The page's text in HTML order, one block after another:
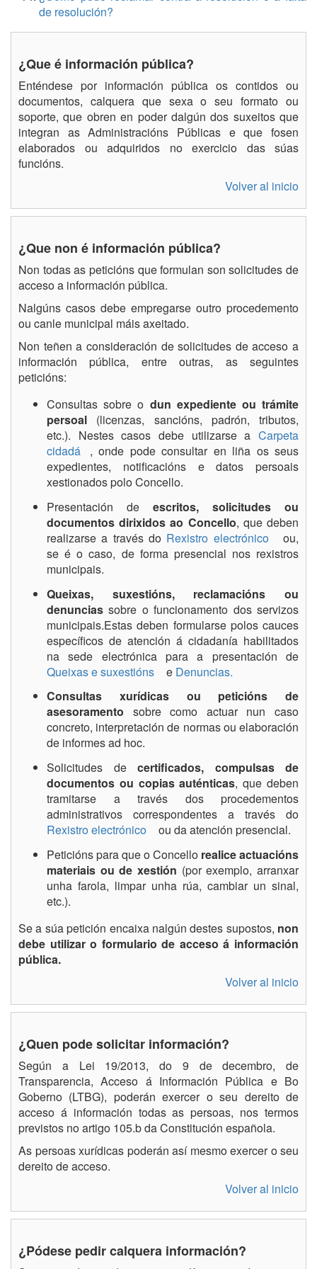
de resolución?
¿Que é información pública?
Enténdese por información pública os contidos ou
documentos, calquera que sexa o seu formato ou
soporte, que obren en poder dalgún dos suxeitos que
integran as Administracións Públicas e que fosen
elaborados ou adquiridos no exercicio das súas
funcións.
Volver al inicio
¿Que non é información pública?
Non todas as peticións que formulan son solicitudes de
acceso a información pública.
Nalgúns casos debe empregarse outro procedemento
ou canle municipal máis axeitado.
Non teñen a consideración de solicitudes de acceso a
información pública, entre outras, as seguintes
peticións:
Consultas sobre o dun expediente ou trámite
persoal (licenzas, sancións, padrón, tributos,
etc.). Nestes casos debe utilizarse a Carpeta
cidadá
, onde pode consultar en liña os seus
expedientes, notificacións e datos persoais
xestionados polo Concello.
Presentación de escritos, solicitudes ou
documentos dirixidos ao Concello, que deben
realizarse a través do Rexistro electrónico
ou,
se é o caso, de forma presencial nos rexistros
municipais.
Queixas, suxestións, reclamacións ou
denuncias sobre o funcionamento dos servizos
municipais.Estas deben formularse polos cauces
específicos de atención á cidadanía habilitados
na sede electrónica para a presentación de
Queixas e suxestións
e Denuncias.
Consultas xurídicas ou peticións de
asesoramento sobre como actuar nun caso
concreto, interpretación de normas ou elaboración
de informes ad hoc.
Solicitudes de certificados, compulsas de
documentos ou copias auténticas, que deben
tramitarse a través dos procedementos
administrativos correspondentes a través do
Rexistro electrónico
ou da atención presencial.
Peticións para que o Concello realice actuacións
materiais ou de xestión (por exemplo, arranxar
unha farola, limpar unha rúa, cambiar un sinal,
etc.).
Se a súa petición encaixa nalgún destes supostos, non
debe utilizar o formulario de acceso á información
pública.
Volver al inicio
¿Quen pode solicitar información?
Según a Lei 19/2013, do 9 de decembro, de
Transparencia, Acceso á Información Pública e Bo
Goberno (LTBG), poderán exercer o seu dereito de
acceso á información todas as persoas, nos termos
previstos no artigo 105.b da Constitución española.
As persoas xurídicas poderán así mesmo exercer o seu
dereito de acceso.
Volver al inicio
¿Pódese pedir calquera información?